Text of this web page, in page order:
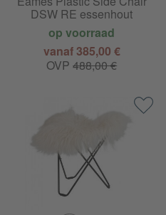
DSW RE essenhout
op voorraad
vanaf 385,00 €
OVP488,00 €